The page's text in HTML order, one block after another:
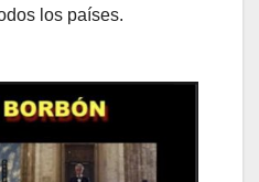
los países.